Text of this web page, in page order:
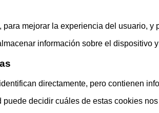
mejorar la experiencia del usuario,
información sobre el
directamente, pero contienen
decidir cuáles de estas cookies